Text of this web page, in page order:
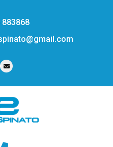
883868